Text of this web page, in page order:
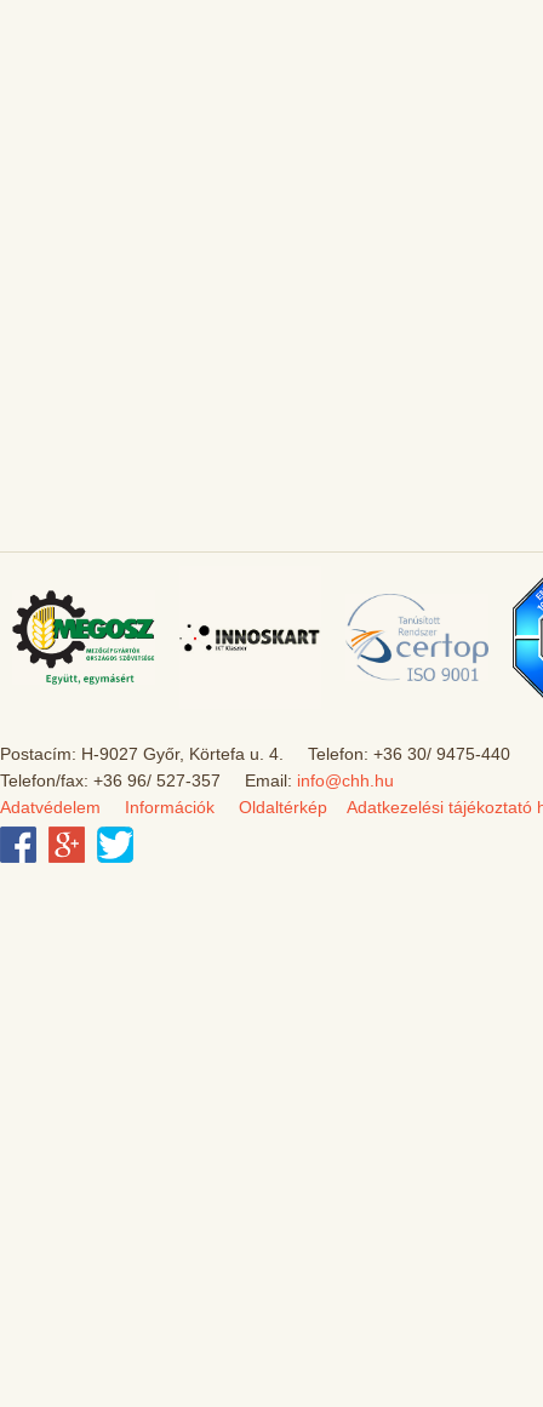
Postacím: H-9027 Győr, Körtefa u. 4. Telefon: +36 30/ 9475-440
Telefon/fax: +36 96/ 527-357 Email: info@chh.hu
Adatvédelem
Információk Oldaltérkép Adatkezelési tájékoztató